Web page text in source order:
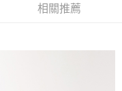
相關推薦